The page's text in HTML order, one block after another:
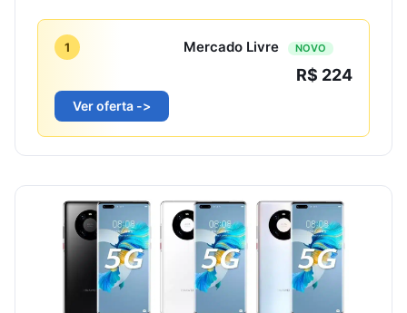
1 Mercado Livre NOVO
R$ 224
Ver oferta ->